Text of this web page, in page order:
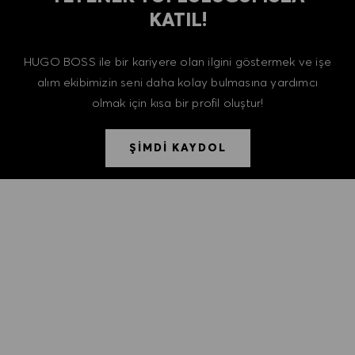
KATIL!
HUGO BOSS ile bir kariyere olan ilgini göstermek ve işe
alım ekibimizin seni daha kolay bulmasına yardımcı
olmak için kısa bir profil oluştur!
ŞİMDİ KAYDOL